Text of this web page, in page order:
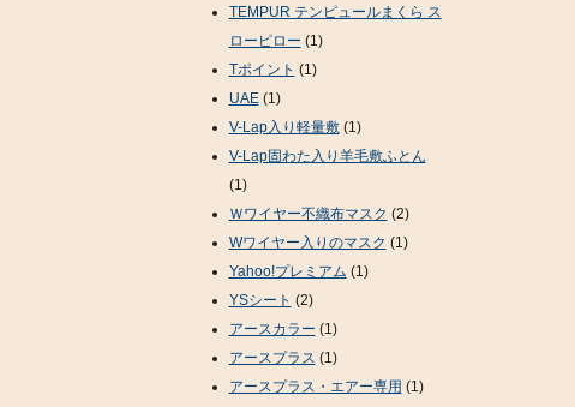
TEMPUR テンピュールまくら ス
ローピロー (1)
Tポイント (1)
UAE(1)
V-Lap入り軽量敷(1)
V-Lap固わた入り羊毛敷ふとん
(1)
Ｗワイヤー不織布マスク (2)
Wワイヤー入りのマスク (1)
Yahoo!プレミアム (1)
YSシート (2)
アースカラー (1)
アースプラス (1)
アースプラス・エアー専用 (1)